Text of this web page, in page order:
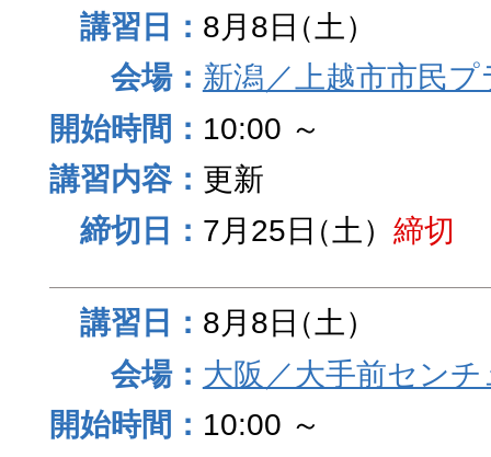
8月8日（土）
新潟／上越市市民プ
10:00 ～
更新
7月25日（土） 締切
8月8日（土）
大阪／大手前セン
10:00 ～